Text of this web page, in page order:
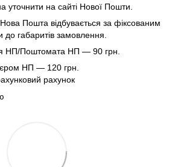
уточнити на сайті Нової Пошти.
Пошта відбувається за фіксованим
габаритів замовлення.
НП/Поштомата НП — 90 грн.
НП — 120 грн.
рахунок